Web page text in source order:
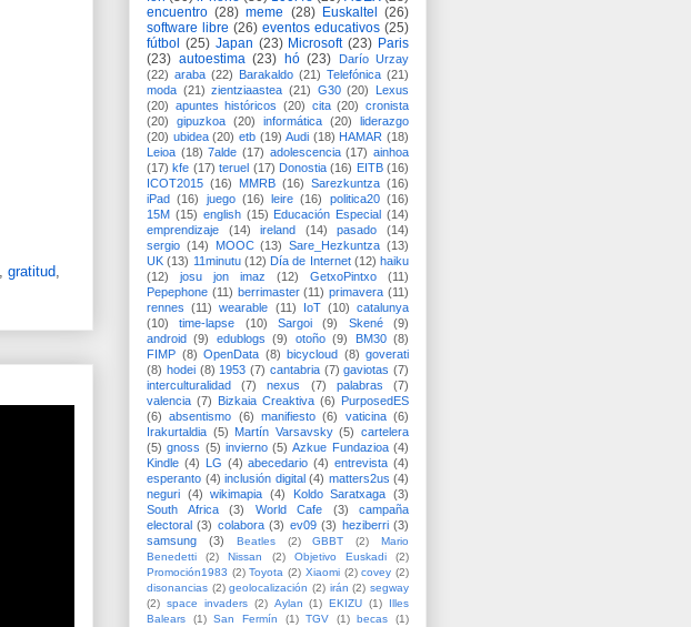
gratitud
encuentro (28) meme (28) Euskaltel
(26)
software libre (26) eventos educativos (25)
fútbol (25) Japan (23) Microsoft (23) Paris
(23) autoestima (23) hó (23)
Darío Urzay
(22) araba (22) Barakaldo (21) Telefónica (21)
moda (21) zientziaastea (21) G30 (20)
Lexus
(20) apuntes históricos (20) cita (20) cronista
(20)
gipuzkoa (20) informática (20)
liderazgo
(20) ubidea (20) etb (19) Audi (18) HAMAR (18)
Leioa (18) 7alde (17) adolescencia (17) ainhoa
(17) kfe (17) teruel (17) Donostia (16) EITB (16)
ICOT2015 (16) MMRB (16) Sarezkuntza (16)
iPad (16) juego (16) leire (16) politica20 (16)
15M (15) english (15) Educación Especial (14)
emprendizaje
(14) ireland (14) pasado
(14)
sergio (14) MOOC (13) Sare_Hezkuntza (13)
UK (13) 11minutu (12) Día de Internet (12) haiku
(12)
josu jon imaz (12) GetxoPintxo
(11)
Pepephone (11) berrimaster (11) primavera (11)
rennes (11) wearable (11) IoT (10) catalunya
(10)
time-lapse (10) Sargoi (9) Skené
(9)
android (9) edublogs (9) otoño (9) BM30 (8)
FIMP (8) OpenData (8) bicycloud (8) goverati
(8) hodei (8) 1953 (7) cantabria (7) gaviotas (7)
interculturalidad
(7) nexus (7) palabras
(7)
valencia (7) Bizkaia Creaktiva (6) PurposedES
(6)
absentismo (6) manifiesto (6) vaticina (6)
Irakurtaldia (5) Martín Varsavsky (5) cartelera
(5) gnoss (5) invierno (5) Azkue Fundazioa (4)
Kindle (4) LG (4) abecedario (4) entrevista (4)
esperanto (4) inclusión digital (4) matters2us (4)
neguri (4) wikimapia (4) Koldo Saratxaga (3)
South Africa
(3) World Cafe (3)
campaña
electoral (3) colabora (3) ev09 (3) heziberri (3)
samsung
(3) Beatles (2) GBBT (2)
Mario
Benedetti
(2) Nissan (2) Objetivo Euskadi
(2)
Promoción1983 (2) Toyota (2) Xiaomi (2) covey (2)
disonancias (2) geolocalización (2) irán (2) segway
(2) space invaders (2) Aylan (1) EKIZU (1)
Illes
Balears
(1) San Fermín (1) TGV (1) becas
(1)